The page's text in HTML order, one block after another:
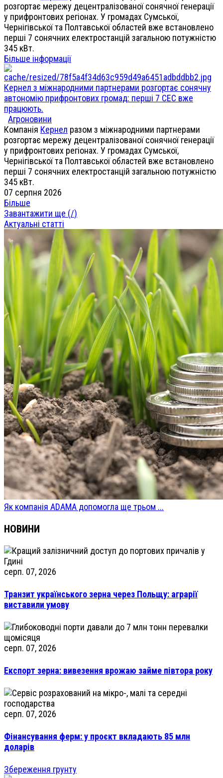
розгортає мережу децентралізованої сонячної генерації
у прифронтових регіонах. У громадах Сумської,
Чернігівської та Полтавської областей вже встановлено
перші 7 сонячних електростанцій загальною потужністю
345 кВт.
Більше інформації
Кернел з міжнародними партнерами розгортає сонячну
автономію прифронтових громад: перші 7 СЕС вже
працюють.
Агроновини
Компанія Кернел разом з міжнародними партнерами
розгортає мережу децентралізованої сонячної генерації
у прифронтових регіонах. У громадах Сумської,
Чернігівської та Полтавської областей вже встановлено
перші 7 сонячних електростанцій загальною потужністю
345 кВт.
07 серпня 2026
Більше
Завантажити ще (/)
Актуальні статті
Як компанія ADAMA допомогла ще трьом ...
НОВИНИ
серп. 07, 2026
Транзит українського зерна через Польщу: аграрії
виставили умову
серп. 07, 2026
Експорт зерна: вивезення врожаю займе півтора року
серп. 07, 2026
Фінансування ферм: у проєкт вкладають 85 млн
доларів
Збереження грунту